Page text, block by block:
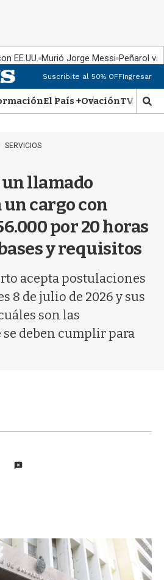
EE.UU. Murió Jorge Messi Peñarol
Suscribite al 50% OFFIngresar
El País +OvaciónTV Show
M
o
q
SERVICIOS
llamado
cargo con
por 20 horas
y requisitos
acepta postulaciones
8 de julio de 2026 y sus
son las
deben cumplir para